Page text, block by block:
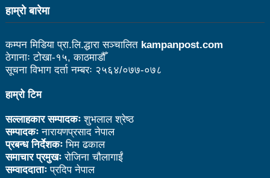
माओवादीमा जनपरिचालनका कार्यक्रमको तयारीः तीन
वृत्तचित्र फिल्म ‘गर्ल्स रिराइटिङ डेस्टिनी’ को विशेष प्रदर्शनी
जनप्रतिनिधि
भरतपुर महानगर युवा संजालको फुटसल : पुरुषतर्फ वडा नं. ५ र
महिलातर्फ २३ विजयी
Public governance training class for sister cities
हाम्राे बारेमा
कम्पन मिडिया प्रा.लि.द्धारा सञ्चालित kampanpost.com
ठेगानाः टोखा-१५, काठमाडौँ
सूचना विभाग दर्ता नम्बरः २५६४/०७७-०७८
हाम्रो टिम
सल्लाहकार सम्पादकःशुभलाल श्रेष्ठ
सम्पादकःनारायणप्रसाद नेपाल
प्रबन्ध निर्देशकःभिम ढकाल
समाचार प्रमुखःरोजिना चौलागाईं
सम्वाददाताःप्रदिप नेपाल